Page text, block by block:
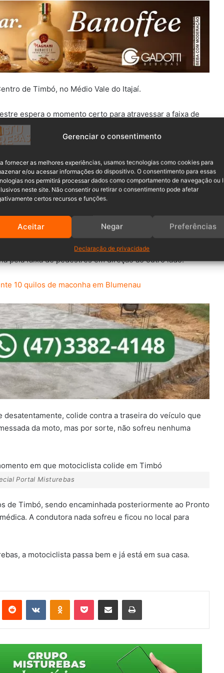
Gerenciar o consentimento
fornecer as melhores experiências, usamos tecnologias como cookies para
e/ou acessar informações do dispositivo. O consentimento para essas
nos permitirá processar dados como comportamento de navegação ou
neste site. Não consentir ou retirar o consentimento pode afetar
certos recursos e funções.
Aceitar Negar Preferências
Declaração de privacidade
de Timbó, no Médio Vale do Itajaí.
espera o momento certo para atravessar a faixa de
um veículo Honda Civic, com placas de Rio dos
rua e para de forma gradativa, respeitando a
pela faixa de pedestres em direção ao outro lado.
10 quilos de maconha em Blumenau
desatentamente, colide contra a traseira do veículo que
da moto, mas por sorte, não sofreu nenhuma
Portal Misturebas
de Timbó, sendo encaminhada posteriormente ao Pronto
A condutora nada sofreu e ficou no local para
a motociclista passa bem e já está em sua casa.